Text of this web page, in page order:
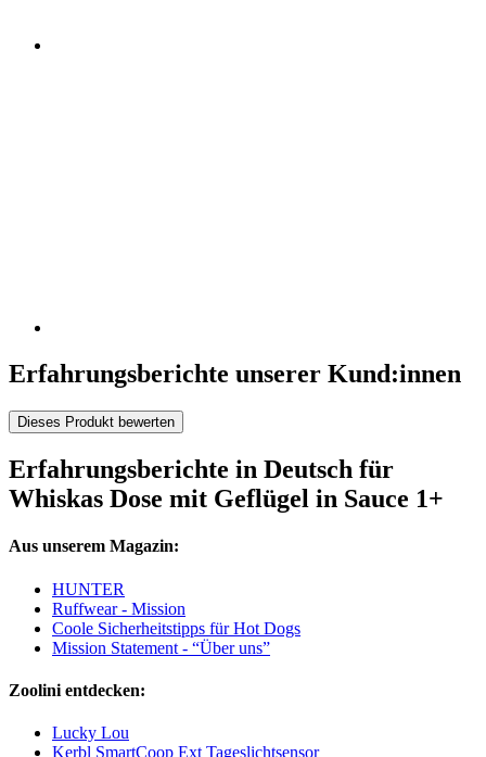
Erfahrungsberichte unserer Kund:innen
Dieses Produkt bewerten
Erfahrungsberichte in Deutsch für
Whiskas Dose mit Geflügel in Sauce 1+
Aus unserem Magazin:
HUNTER
Ruffwear - Mission
Coole Sicherheitstipps für Hot Dogs
Mission Statement - “Über uns”
Zoolini entdecken:
Lucky Lou
Kerbl SmartCoop Ext Tageslichtsensor